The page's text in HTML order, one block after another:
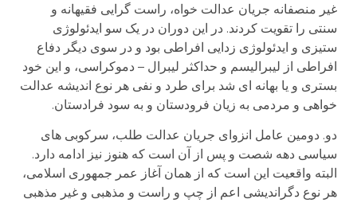
غیر منصفانه جریان عدالت خواه، راست گرایی فقیهانه و
سنتی را تقویت کردند. در این دوران در یک سو ایدئولوژی
ستیزی و ایدئولوژی زدایی افراطی بود و در سوی دیگر دفاع
افراطی از لیبرالیسم و حداکثر لیبرال – دموکراسی، و این خود
بستری و یا بهانه ای شد برای طرد و نفی هر نوع اندیشه عدالت
خواهی و مردمی به زیان فرودستان و به سود فرادستان.
دو. دومین عامل انزوای جریان عدالت طلب، سرکوبی های
سیاسی دهه شصت و پس از آن است که هنوز نیز ادامه دارد.
البته واقعیت این است که از همان آغاز عمر جمهوری اسلامی،
هر نوع دگراندیشی اعم از چپ و راست و مذهبی و غیر مذهبی